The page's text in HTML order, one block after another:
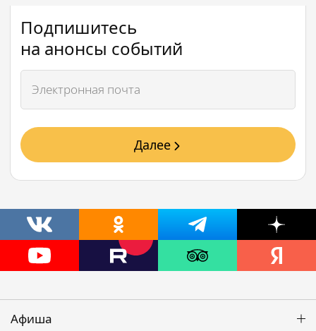
Подпишитесь
на анонсы событий
Далее
Афиша